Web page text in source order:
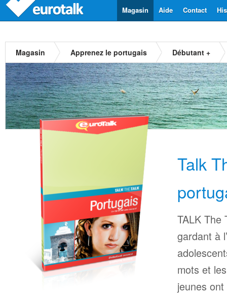
Contact
Aide
Magasin
Magasin Apprenez le portugais Débutant +
Talk
TALK The
gardant à
mots et
jeunes